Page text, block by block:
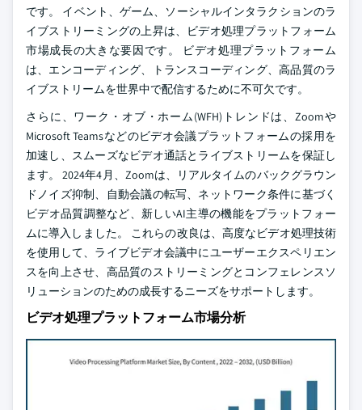
です。 イベント、ゲーム、ソーシャルインタラクションのラ
イブストリーミングの上昇は、ビデオ処理プラットフォーム
市場成長の大きな要因です。 ビデオ処理プラットフォーム
は、エンコーディング、トランスコーディング、高品質のラ
イブストリームを世界中で配信するために不可欠です。
さらに、ワーク・オブ・ホーム(WFH)トレンドは、Zoomや
Microsoft Teamsなどのビデオ会議プラットフォームの採用を
加速し、スムーズなビデオ通話とライブストリームを保証し
ます。 2024年4月、Zoomは、リアルタイムのバックグラウン
ドノイズ抑制、自動会議の転写、ネットワーク条件に基づく
ビデオ品質調整など、新しいAI主導の機能をプラットフォー
ムに導入しました。 これらの改良は、高度なビデオ処理技術
を使用して、ライブビデオ会議中にユーザーエクスペリエン
スを向上させ、高品質のストリーミングとコンフェレンスソ
リューションのための成長するニーズをサポートします。
ビデオ処理プラットフォーム市場分析